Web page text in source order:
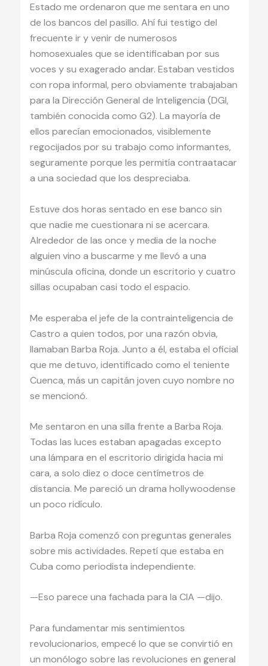
Estado me ordenaron que me sentara en uno
de los bancos del pasillo. Ahí fui testigo del
frecuente ir y venir de numerosos
homosexuales que se identificaban por sus
voces y su exagerado andar. Estaban vestidos
con ropa informal, pero obviamente trabajaban
para la Dirección General de Inteligencia (DGI,
también conocida como G2). La mayoría de
ellos parecían emocionados, visiblemente
regocijados por su trabajo como informantes,
seguramente porque les permitía contraatacar
a una sociedad que los despreciaba.
Estuve dos horas sentado en ese banco sin
que nadie me cuestionara ni se acercara.
Alrededor de las once y media de la noche
alguien vino a buscarme y me llevó a una
minúscula oficina, donde un escritorio y cuatro
sillas ocupaban casi todo el espacio.
Me esperaba el jefe de la contrainteligencia de
Castro a quien todos, por una razón obvia,
llamaban Barba Roja. Junto a él, estaba el oficial
que me detuvo, identificado como el teniente
Cuenca, más un capitán joven cuyo nombre no
se mencionó.
Me sentaron en una silla frente a Barba Roja.
Todas las luces estaban apagadas excepto
una lámpara en el escritorio dirigida hacia mi
cara, a solo diez o doce centímetros de
distancia. Me pareció un drama hollywoodense
un poco ridículo.
Barba Roja comenzó con preguntas generales
sobre mis actividades. Repetí que estaba en
Cuba como periodista independiente.
—Eso parece una fachada para la CIA —dijo.
​Para fundamentar mis sentimientos
revolucionarios, empecé lo que se convirtió en
un monólogo sobre las revoluciones en general